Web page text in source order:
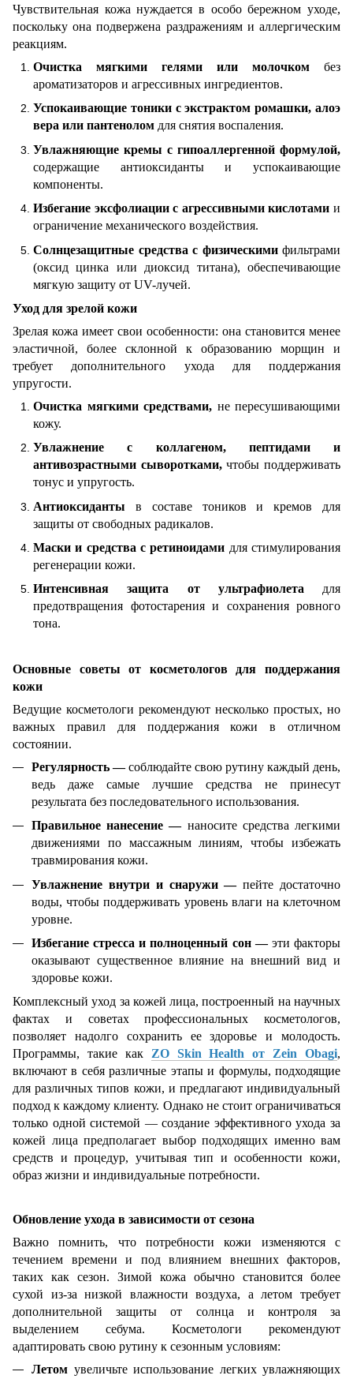
Чувствительная кожа нуждается в особо бережном уходе,
поскольку она подвержена раздражениям и аллергическим
реакциям.
Очистка мягкими гелями или молочком без
ароматизаторов и агрессивных ингредиентов.
Успокаивающие тоники с экстрактом ромашки, алоэ
вера или пантенолом для снятия воспаления.
Увлажняющие кремы с гипоаллергенной формулой,
содержащие антиоксиданты и успокаивающие
компоненты.
Избегание эксфолиации с агрессивными кислотами и
ограничение механического воздействия.
Солнцезащитные средства с физическими фильтрами
(оксид цинка или диоксид титана), обеспечивающие
мягкую защиту от UV-лучей.
Уход для зрелой кожи
Зрелая кожа имеет свои особенности: она становится менее
эластичной, более склонной к образованию морщин и
требует дополнительного ухода для поддержания
упругости.
Очистка мягкими средствами, не пересушивающими
кожу.
Увлажнение с коллагеном, пептидами и
антивозрастными сыворотками,чтобы поддерживать
тонус и упругость.
Антиоксиданты в составе тоников и кремов для
защиты от свободных радикалов.
Маски и средства с ретиноидами для стимулирования
регенерации кожи.
Интенсивная защита от ультрафиолета для
предотвращения фотостарения и сохранения ровного
тона.
Основные советы от косметологов для поддержания
кожи
Ведущие косметологи рекомендуют несколько простых, но
важных правил для поддержания кожи в отличном
состоянии.
Регулярность —соблюдайте свою рутину каждый день,
ведь даже самые лучшие средства не принесут
результата без последовательного использования.
Правильное нанесение — наносите средства легкими
движениями по массажным линиям, чтобы избежать
травмирования кожи.
Увлажнение внутри и снаружи —пейте достаточно
воды, чтобы поддерживать уровень влаги на клеточном
уровне.
Избегание стресса и полноценный сон — эти факторы
оказывают существенное влияние на внешний вид и
здоровье кожи.
Комплексный уход за кожей лица, построенный на научных
фактах и ​​советах профессиональных косметологов,
позволяет надолго сохранить ее здоровье и молодость.
Программы, такие как ZO Skin Health от Zein Obagi,
включают в себя различные этапы и формулы, подходящие
для различных типов кожи, и предлагают индивидуальный
подход к каждому клиенту. Однако не стоит ограничиваться
только одной системой — создание эффективного ухода за
кожей лица предполагает выбор подходящих именно вам
средств и процедур, учитывая тип и особенности кожи,
образ жизни и индивидуальные потребности.
Обновление ухода в зависимости от сезона
Важно помнить, что потребности кожи изменяются с
течением времени и под влиянием внешних факторов,
таких как сезон. Зимой кожа обычно становится более
сухой из-за низкой влажности воздуха, а летом требует
дополнительной защиты от солнца и контроля за
выделением себума. Косметологи рекомендуют
адаптировать свою рутину к сезонным условиям:
Летом увеличьте использование легких увлажняющих